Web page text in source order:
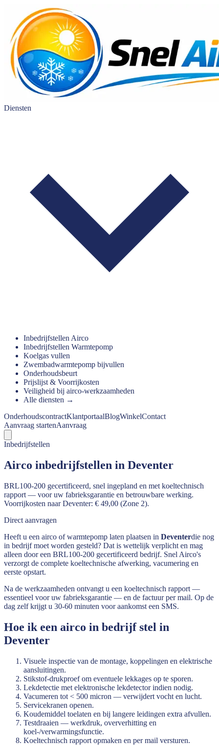
Diensten
Inbedrijfstellen Airco
Inbedrijfstellen Warmtepomp
Koelgas vullen
Zwembadwarmtepomp bijvullen
Onderhoudsbeurt
Prijslijst & Voorrijkosten
Veiligheid bij airco-werkzaamheden
Alle diensten →
OnderhoudscontractKlantportaalBlogWinkelContact
Aanvraag startenAanvraag
Inbedrijfstellen
Airco inbedrijfstellen in Deventer
BRL100-200 gecertificeerd, snel ingepland en met koeltechnisch
rapport — voor uw fabrieksgarantie en betrouwbare werking.
Voorrijkosten naar Deventer: € 49,00 (Zone 2).
Direct aanvragen
Heeft u een airco of warmtepomp laten plaatsen in Deventerdie nog
in bedrijf moet worden gesteld? Dat is wettelijk verplicht en mag
alleen door een BRL100-200 gecertificeerd bedrijf. Snel Airco's
verzorgt de complete koeltechnische afwerking, vacumering en
eerste opstart.
Na de werkzaamheden ontvangt u een koeltechnisch rapport —
essentieel voor uw fabrieksgarantie — en de factuur per mail. Op de
dag zelf krijgt u 30-60 minuten voor aankomst een SMS.
Hoe ik een airco in bedrijf stel in
Deventer
Visuele inspectie van de montage, koppelingen en elektrische
aansluitingen.
Stikstof-drukproef om eventuele lekkages op te sporen.
Lekdetectie met elektronische lekdetector indien nodig.
Vacumeren tot < 500 micron — verwijdert vocht en lucht.
Servicekranen openen.
Koudemiddel toelaten en bij langere leidingen extra afvullen.
Testdraaien — werkdruk, oververhitting en
koel-/verwarmingsfunctie.
Koeltechnisch rapport opmaken en per mail versturen.